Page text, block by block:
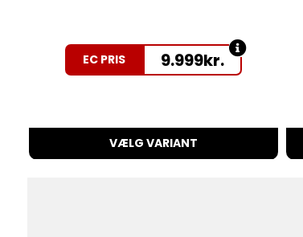
EC PRIS 9.999kr.
VÆLG VARIANT